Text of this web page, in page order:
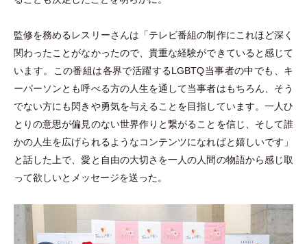
監修を務めるレスリーさんは 「テレビ番組の制作にこれほど深く
関わったことがなかったので、貴重な経験ができていると感じて
います。この番組は各界で活躍するLGBTQ当事者の中でも、キ
ーパーソンとも呼べる方の人生を通して当事者はもちろん、そう
でない方にも閃きや勇気を与えることを目指しています。一人ひ
とりの意思が偏見のない世界作りと繋がることを信じ、そして誰
かの人生を広げられるようなコンテンツになればと嬉しいです 」
と話した上で、愛と自由の大切さを一人の人間の物語から感じ取
って欲しいとメッセージを送った。